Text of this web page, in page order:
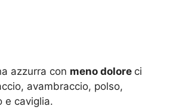
azzurra con meno dolore ci
avambraccio, polso,
e caviglia.